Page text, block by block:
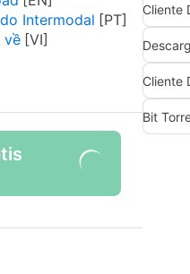
Intermodal
về
Cliente
Cliente
Bit